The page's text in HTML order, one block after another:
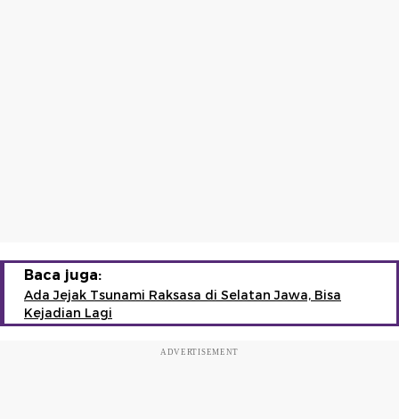
Baca juga:
Ada Jejak Tsunami Raksasa di Selatan Jawa, Bisa
Kejadian Lagi
ADVERTISEMENT